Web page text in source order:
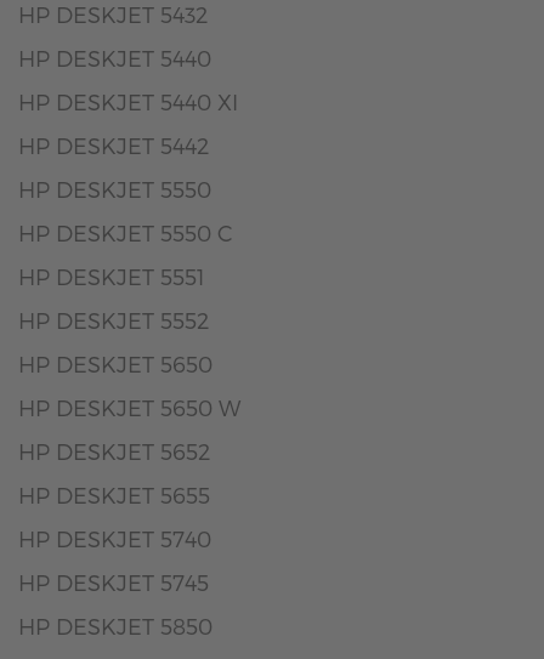
HP DESKJET 5432
HP DESKJET 5440
HP DESKJET 5440 XI
HP DESKJET 5442
HP DESKJET 5550
HP DESKJET 5550 C
HP DESKJET 5551
HP DESKJET 5552
HP DESKJET 5650
HP DESKJET 5650 W
HP DESKJET 5652
HP DESKJET 5655
HP DESKJET 5740
HP DESKJET 5745
HP DESKJET 5850